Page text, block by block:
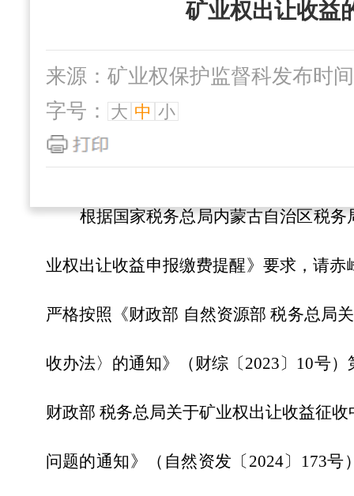
矿业权出让收益
来源：矿业权保护监督科发布时
字号：
大 中 小
根据国家税务总局内蒙古自治区税务
业权出让收益申报缴费提醒》要求，请
严格按照《财政部 自然资源部 税务总局
收办法〉的通知》（财综〔2023〕10号
财政部 税务总局关于矿业权出让收益征
问题的通知》（自然资发〔2024〕173